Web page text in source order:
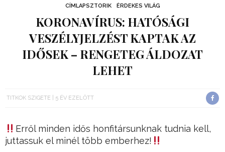
CÍMLAPSZTORIK ÉRDEKES VILÁG
KORONAVÍRUS: HATÓSÁGI
VESZÉLYJELZÉST KAPTAK AZ
IDŐSEK – RENGETEG ÁLDOZAT
LEHET
TITKOK SZIGETE 5 ÉV EZELŐTT
Erről minden idős honfitársunknak tudnia kell,
juttassuk el minél több emberhez!